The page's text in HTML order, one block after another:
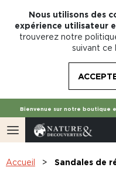
Nous utilisons des
expérience utilisateur
trouverez notre
suivant ce
Bienvenue sur notre boutique
Accueil Sandales de